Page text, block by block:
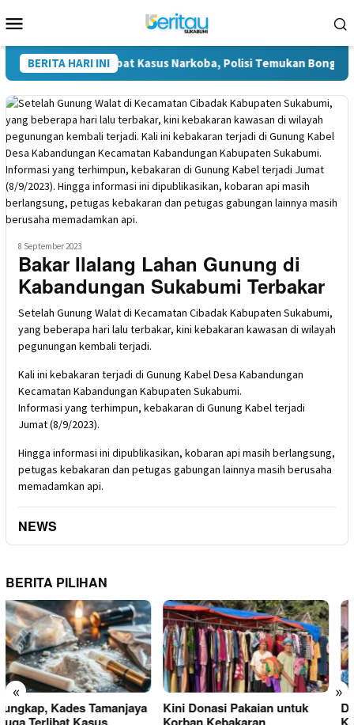
ke
Mobile
BERITA HARI INI
Diduga Terlibat Kasus Narkoba, Polisi Temukan Bong Saat
8 September 2023
Bakar Ilalang Lahan Gunung di
Kabandungan Sukabumi Terbakar
Setelah Gunung Walat di Kecamatan Cibadak Kabupaten Sukabumi,
yang beberapa hari lalu terbakar, kini kebakaran kawasan di wilayah
pegunungan kembali terjadi.
Kali ini kebakaran terjadi di Gunung Kabel Desa Kabandungan
Kecamatan Kabandungan Kabupaten Sukabumi.
Informasi yang terhimpun, kebakaran di Gunung Kabel terjadi
Jumat (8/9/2023).
Hingga informasi ini dipublikasikan, kobaran api masih berlangsung,
petugas kebakaran dan petugas gabungan lainnya masih berusaha
memadamkan api.
NEWS
BERITA PILIHAN
« »
Kini Donasi Pakaian untuk
Donasi Pakaian Korban